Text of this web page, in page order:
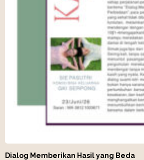
Dialog Memberikan Hasil yang Beda